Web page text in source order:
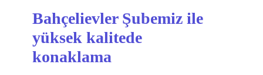
Bahçelievler Şubemiz ile
yüksek kalitede
konaklama